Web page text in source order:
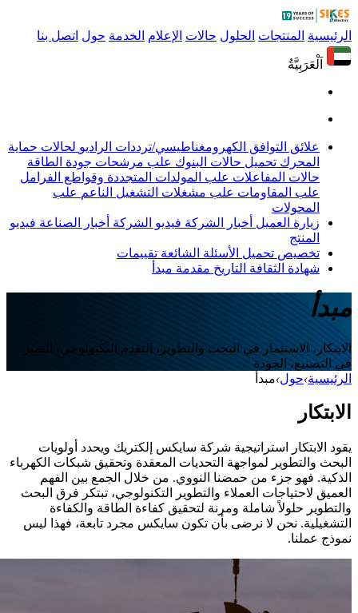
الرئيسية المنتجات الحلول حالات الإعلام الخدمة حول اتصل بنا
اَلْعَرَبِيَّةُ
علائق التوافق الكهرومغناطيسي/ترددات الراديو لحالات حماية
المحرك تحميل حالات البنوك علب مرشحات جودة الطاقة
حالات المفاعلات علب المولدات المتجددة وقواطع الفرامل
علب المقاومات علب مشغلات التشغيل الناعم علب
المحولات
زيارة العميل أخبار الشركة فيديو الشركة أخبار الصناعة فيديو
المنتج
تخصيص تحميل الأسئلة الشائعة تقييمات
شهادة الثقافة التاريخ مقدمة مبدأ
مبدأ
الابتكار، الاستثمار في البحث والتطوير، التقدم التكنولوجي، التميز
في التصنيع، الجودة
الرئيسية›حول›مبدأ
الابتكار
يقود الابتكار استراتيجية شركة سايكس إلكتريك ويحدد أولويات
البحث والتطوير لمواجهة التحديات المعقدة وتحقيق شبكات الكهرباء
الذكية. فهو جزء من حمضنا النووي. من خلال الجمع بين الفهم
العميق لاحتياجات العملاء والتطوير التكنولوجي، تبتكر فرق البحث
والتطوير حلولاً شاملة ومرنة لتحقيق كفاءة الطاقة والكفاءة
التشغيلية. نحن لا نرضى بأن تكون سايكس مجرد تابعة، فهذا ليس
نموذج عملنا.